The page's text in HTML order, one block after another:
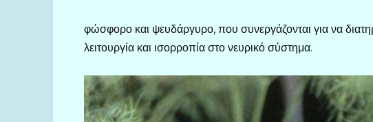
φώσφορο και ψευδάργυρο, που συνεργάζονται για να
λειτουργία και ισορροπία στο νευρικό σύστημα.